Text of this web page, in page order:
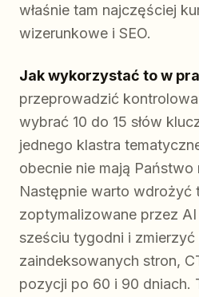
właśnie tam najczęściej
wizerunkowe i SEO.
Jak wykorzystać to w
przeprowadzić
wybrać 10 do 15 słów
jednego klastra
obecnie nie mają
Następnie warto wdrożyć
zoptymalizowane przez
sześciu tygodni i zmierzyć
zaindeksowanych stron,
pozycji po 60 i 90 dniach.